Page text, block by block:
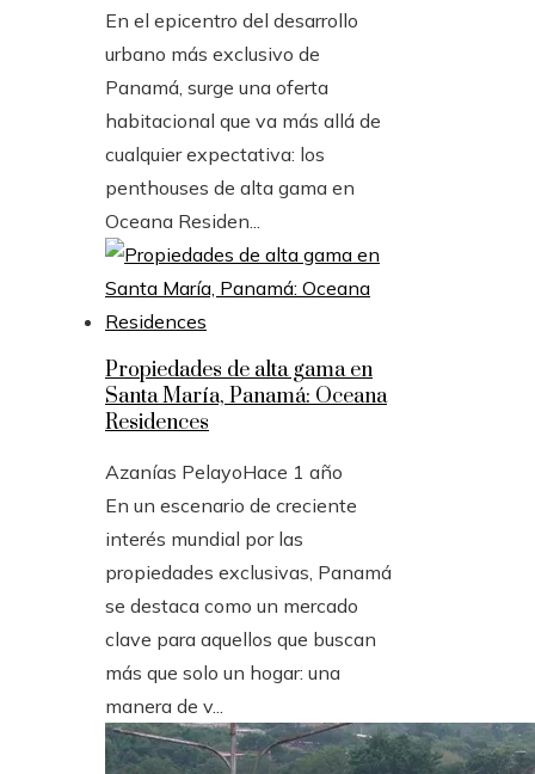
En el epicentro del desarrollo
urbano más exclusivo de
Panamá, surge una oferta
habitacional que va más allá de
cualquier expectativa: los
penthouses de alta gama en
Oceana Residen...
Propiedades de alta gama en
Santa María, Panamá: Oceana
Residences
Azanías PelayoHace 1 año
En un escenario de creciente
interés mundial por las
propiedades exclusivas, Panamá
se destaca como un mercado
clave para aquellos que buscan
más que solo un hogar: una
manera de v...